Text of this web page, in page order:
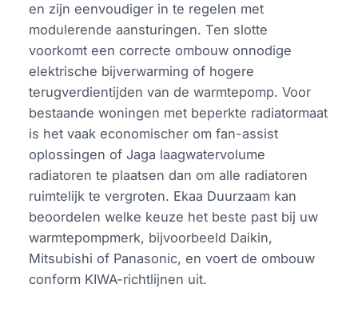
en zijn eenvoudiger in te regelen met
modulerende aansturingen. Ten slotte
voorkomt een correcte ombouw onnodige
elektrische bijverwarming of hogere
terugverdientijden van de warmtepomp. Voor
bestaande woningen met beperkte radiatormaat
is het vaak economischer om fan-assist
oplossingen of Jaga laagwatervolume
radiatoren te plaatsen dan om alle radiatoren
ruimtelijk te vergroten. Ekaa Duurzaam kan
beoordelen welke keuze het beste past bij uw
warmtepompmerk, bijvoorbeeld Daikin,
Mitsubishi of Panasonic, en voert de ombouw
conform KIWA-richtlijnen uit.